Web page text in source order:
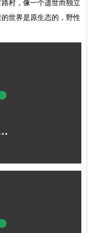
村，像一个遗世而独立
世界是原生态的，野性